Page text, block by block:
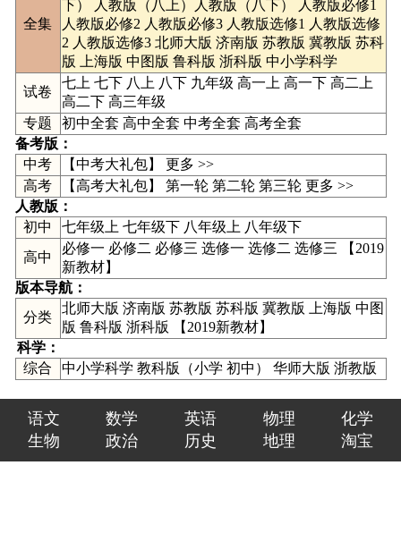
全集
下）
人教版（八上）人教版（八下）
人教版必修1
人教版必修2 人教版必修3 人教版选修1 人教版选修
2 人教版选修3 北师大版 济南版 苏教版 冀教版 苏科
版
上海版 中图版 鲁科版 浙科版 中小学科学
试卷
七上 七下 八上 八下 九年级 高一上 高一下 高二上
高二下 高三年级
专题
初中全套 高中全套 中考全套 高考全套
备考版：
中考
【中考大礼包】 更多 >>
高考
【高考大礼包】 第一轮 第二轮 第三轮 更多 >>
人教版：
初中
七年级上 七年级下 八年级上 八年级下
高中
必修一 必修二 必修三 选修一 选修二 选修三 【 2019
新教材】
版本导航：
分类
北师大版 济南版 苏教版 苏科版 冀教版 上海版 中图
版 鲁科版 浙科版 【 2019新教材】
科学：
综合
中小学科学 教科版（小学 初中 ） 华师大版 浙教版
语文 数学 英语 物理
化学
生物
政治 历史 地理 淘宝